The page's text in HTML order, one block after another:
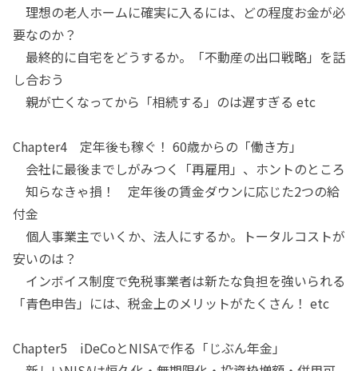
理想の老人ホームに確実に入るには、どの程度お金が必
要なのか？
最終的に自宅をどうするか。「不動産の出口戦略」を話
し合おう
親が亡くなってから「相続する」のは遅すぎる etc
Chapter4 定年後も稼ぐ！ 60歳からの「働き方」
会社に最後までしがみつく「再雇用」、ホントのところ
知らなきゃ損！ 定年後の賃金ダウンに応じた2つの給
付金
個人事業主でいくか、法人にするか。トータルコストが
安いのは？
インボイス制度で免税事業者は新たな負担を強いられる
「青色申告」には、税金上のメリットがたくさん！ etc
Chapter5 iDeCoとNISAで作る「じぶん年金」